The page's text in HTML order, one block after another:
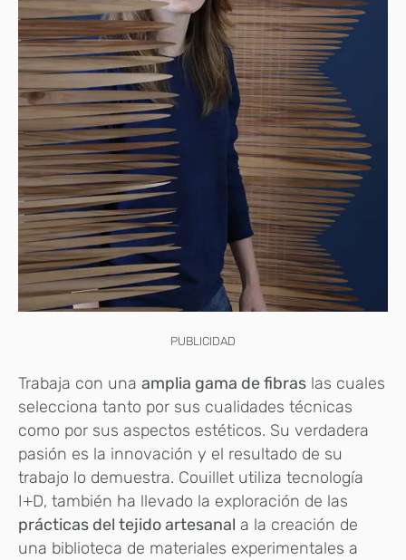
PUBLICIDAD
Trabaja con una amplia gama de fibras las cuales
selecciona tanto por sus cualidades técnicas
como por sus aspectos estéticos. Su verdadera
pasión es la innovación y el resultado de su
trabajo lo demuestra. Couillet utiliza tecnología
I+D, también ha llevado la exploración de las
prácticas del tejido artesanal a la creación de
una biblioteca de materiales experimentales a